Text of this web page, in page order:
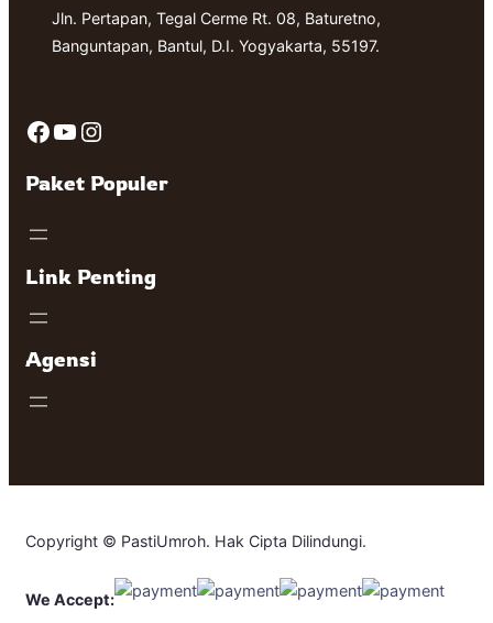
Jln. Pertapan, Tegal Cerme Rt. 08, Baturetno,
Banguntapan, Bantul, D.I. Yogyakarta, 55197.
Facebook YouTube Instagram
Paket Populer
Link Penting
Agensi
Copyright © PastiUmroh. Hak Cipta Dilindungi.
We Accept: